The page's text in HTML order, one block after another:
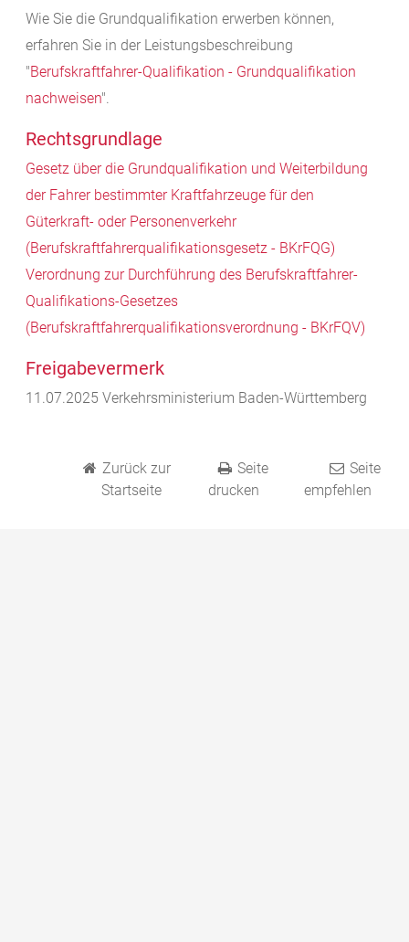
Wie Sie die Grundqualifikation erwerben können,
erfahren Sie in der Leistungsbeschreibung
"Berufskraftfahrer-Qualifikation - Grundqualifikation
nachweisen".
Rechtsgrundlage
Gesetz über die Grundqualifikation und Weiterbildung
der Fahrer bestimmter Kraftfahrzeuge für den
Güterkraft- oder Personenverkehr
(Berufskraftfahrerqualifikationsgesetz - BKrFQG)
Verordnung zur Durchführung des Berufskraftfahrer-
Qualifikations-Gesetzes
(Berufskraftfahrerqualifikationsverordnung - BKrFQV)
Freigabevermerk
11.07.2025 Verkehrsministerium Baden-Württemberg
Zurück zur
Startseite
Seite
drucken
Seite
empfehlen